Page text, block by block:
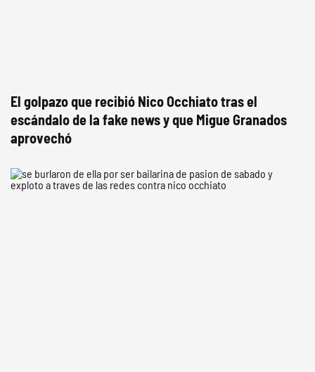
El golpazo que recibió Nico Occhiato tras el
escándalo de la fake news y que Migue Granados
aprovechó